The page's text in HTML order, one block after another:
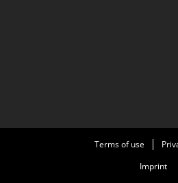
Terms of use
Imprint